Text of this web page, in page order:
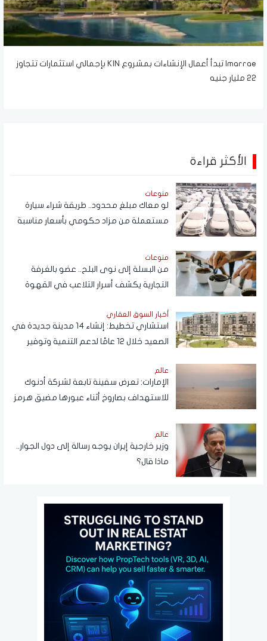
Imarrae تبدأ أعمال الإنشاءات بمشروع KIN بإجمالي استثمارات تتجاوز
22 مليار جنيه
الأكثر قراءة
منوعات
لو معاك مبلغ محدود.. طريقة شراء سيارة
مستعملة من مزاد حكومي بأسعار مناسبة
منوعات
من البسلة إلى نوى البلح.. عضو بالغرفة
التجارية يكشف أسرار التلاعب في القهوة
أخبار السوق العقاري
استشاري تخطيط: إنشاء 14 مدينة جديدة في
الصعيد خلال 12 عامًا لدعم التنمية وتوفير
عالم
الإمارات: تعرض سفينة تابعة لشركة أدنوك
للاستهداف بصاروخ أثناء عبورها مضيق هرمز
عالم
وزير خارجية إيران يوجه رسالة إلى دول الجوار..
ماذا قال؟